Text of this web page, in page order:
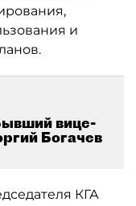
и
вице-
Богачев
КГА